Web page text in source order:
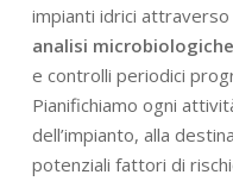
impianti idrici
analisi
e controlli periodici
Pianifichiamo ogni
dell’impianto, alla
potenziali fattori di